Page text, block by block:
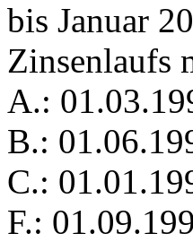
bis Januar
Zinsenlaufs
A.:
B.:
C.:
F.: